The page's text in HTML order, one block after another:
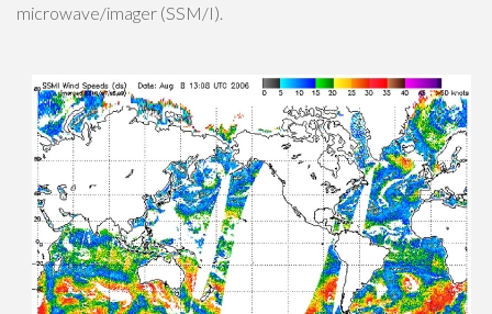
microwave/imager (SSM/I).